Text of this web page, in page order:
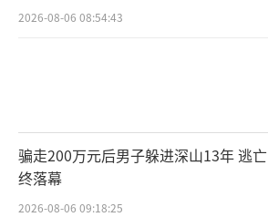
2026-08-06 08:54:43
骗走200万元后男子躲进深山13年 逃亡
终落幕
2026-08-06 09:18:25